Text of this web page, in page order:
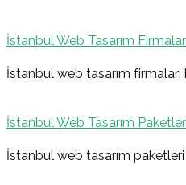
İstanbul Web Tasarım
İstanbul web tasarım
İstanbul Web Tasarım
İstanbul web tasarım